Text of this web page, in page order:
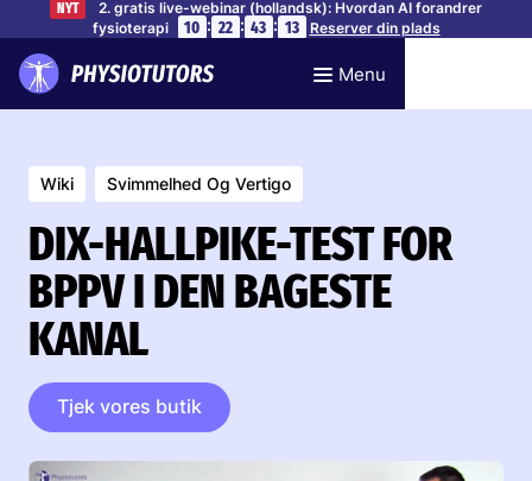
NYT
2. gratis live-webinar (hollandsk): Hvordan AI forandrer
fysioterapi
10 : 22 : 43 : 12 Reserver din plads
Menu
Wiki Svimmelhed Og Vertigo
DIX-HALLPIKE-TEST FOR
BPPV I DEN BAGESTE
KANAL
Tjek vores butik